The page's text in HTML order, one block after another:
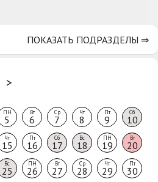
>
ПН
5
Вт
6
Ср
7
Чт
8
Пт
9
Сб
10
Чт
15
Пт
16
Сб
17
Вс
18
ПН
19
Вт
20
Вс
25
ПН
26
Вт
27
Ср
28
Чт
29
Пт
30
ПОКАЗАТЬ ПОДРАЗДЕЛЫ ⇒